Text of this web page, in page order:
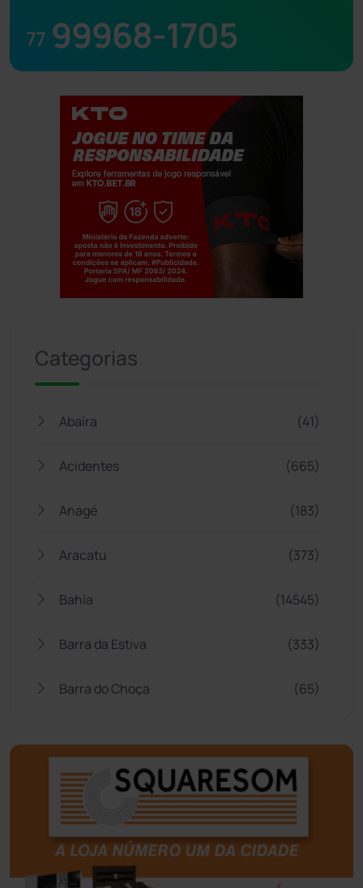
77 99968-1705
Categorias
Abaíra (41)
Acidentes (665)
Anagé (183)
Aracatu (373)
Bahia (14545)
Barra da Estiva (333)
Barra do Choça (65)
Bom Jesus da Lapa (507)
Boquira (152)
Botuporã